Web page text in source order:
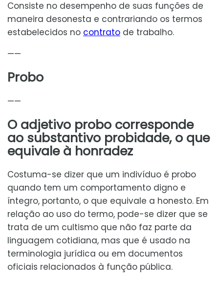
Consiste no desempenho de suas funções de
maneira desonesta e contrariando os termos
estabelecidos no contrato de trabalho.
——
Probo
——
O adjetivo probo corresponde
ao substantivo probidade, o que
equivale à honradez
Costuma-se dizer que um indivíduo é probo
quando tem um comportamento digno e
íntegro, portanto, o que equivale a honesto. Em
relação ao uso do termo, pode-se dizer que se
trata de um cultismo que não faz parte da
linguagem cotidiana, mas que é usado na
terminologia jurídica ou em documentos
oficiais relacionados à função pública.